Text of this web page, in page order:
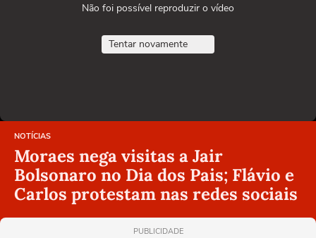
Não foi possível reproduzir o vídeo
Tentar novamente
NOTÍCIAS
Moraes nega visitas a Jair
Bolsonaro no Dia dos Pais; Flávio e
Carlos protestam nas redes sociais
PUBLICIDADE